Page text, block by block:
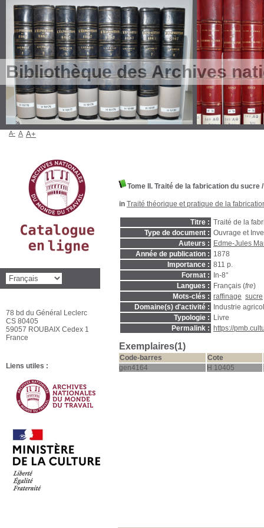
Bibliothèque des Archives
Tome II. Traité de la fabrication du sucre
in Traité théorique et pratique de la
Titre : Traité de la
Type de document : Ouvrage et
Auteurs :
Edme-Jules
Année de publication : 1878
Importance : 811 p.
Format :
In-8°
Langues :
Français (fre)
Mots-clés : raffinage sucre
Domaine(s) d'activité :
Industrie
Typologie :
Livre
Permalink :
https://
Exemplaires(1)
Code-barres
Cote
gen4164
H 10405
A- A A+
78 bd du Général Leclerc
CS 80405
59057 ROUBAIX Cedex 1
France
Liens utiles :